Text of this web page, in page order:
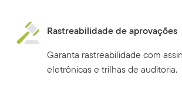
Rastreabilidade de aprovações
Garanta rastreabilidade com
eletrônicas e trilhas de auditoria.